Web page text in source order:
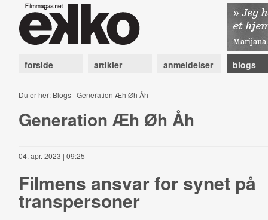
forside artikler anmeldelser blogs
Du er her: Blogs| Generation Æh Øh Åh
Generation Æh Øh Åh
04. apr. 2023 | 09:25
Filmens ansvar for synet på
transpersoner